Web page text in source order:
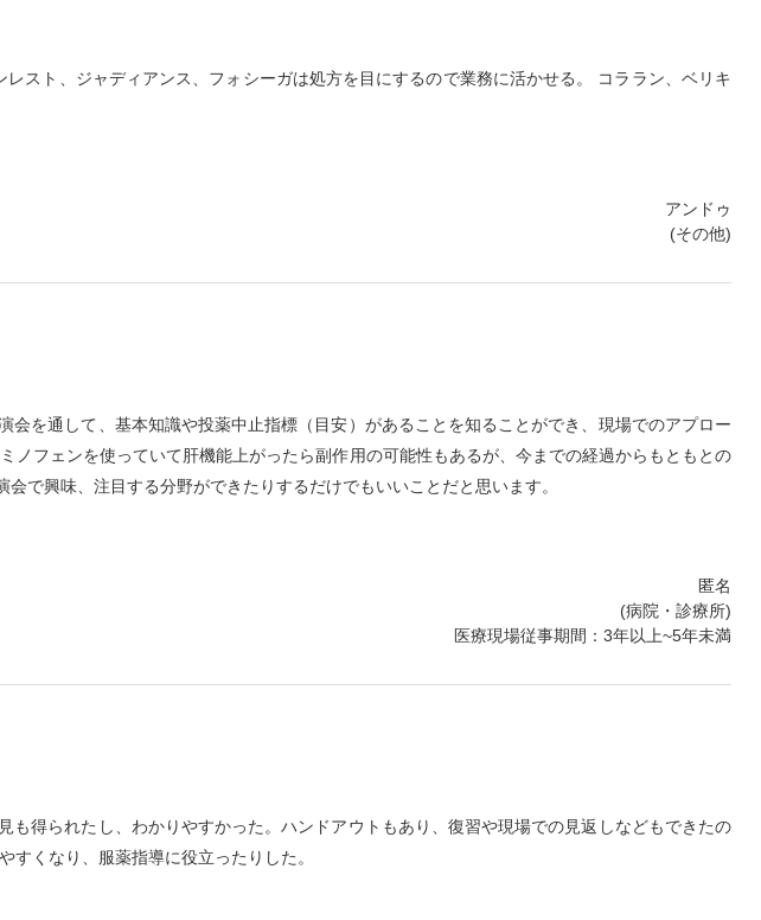
スト、ジャディアンス、フォシーガは処方を目にするので業務に活かせる。 コララン、ベリキ
アンドゥ
(その他)
を通して、基本知識や投薬中止指標（目安）があることを知ることができ、現場でのアプロー
フェンを使っていて肝機能上がったら副作用の可能性もあるが、今までの経過からもともとの
で興味、注目する分野ができたりするだけでもいいことだと思います。
匿名
(病院・診療所)
医療現場従事期間：3年以上~5年未満
得られたし、わかりやすかった。ハンドアウトもあり、復習や現場での見返しなどもできたの
くなり、服薬指導に役立ったりした。